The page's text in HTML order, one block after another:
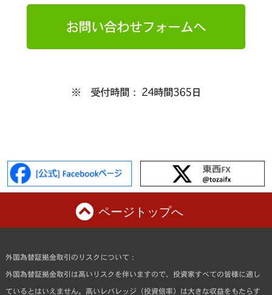
お問い合わせフォームへ
※ 受付時間： 24時間365日
ページトップへ
外国為替証拠金取引のリスクについて：
外国為替証拠金取引は高いリスクを伴いますので、投資家すべての皆様に適し
ているとはいえません。高いレバレッジ（投資倍率）は大きな収益をもたらす